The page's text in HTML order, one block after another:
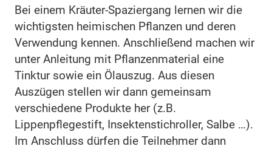
Bei einem Kräuter-Spaziergang lernen wir die
wichtigsten heimischen Pflanzen und deren
Verwendung kennen. Anschließend machen wir
unter Anleitung mit Pflanzenmaterial eine
Tinktur sowie ein Ölauszug. Aus diesen
Auszügen stellen wir dann gemeinsam
verschiedene Produkte her (z.B.
Lippenpflegestift, Insektenstichroller, Salbe …).
Im Anschluss dürfen die Teilnehmer dann